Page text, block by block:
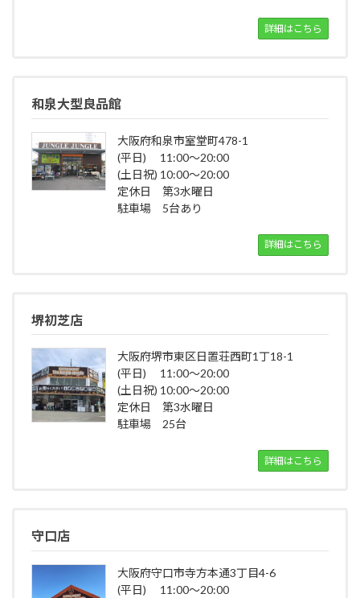
詳細はこちら
和泉大型良品館
大阪府和泉市室堂町478-1
(平日) 11:00～20:00
(土日祝) 10:00～20:00
定休日 第3水曜日
駐車場 5台あり
詳細はこちら
堺初芝店
大阪府堺市東区日置荘西町1丁18-1
(平日) 11:00～20:00
(土日祝) 10:00～20:00
定休日 第3水曜日
駐車場 25台
詳細はこちら
守口店
大阪府守口市寺方本通3丁目4-6
(平日) 11:00～20:00